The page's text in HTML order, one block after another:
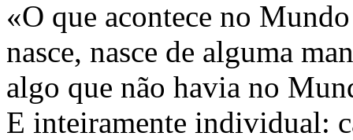
«O que acontece no
nasce, nasce de alguma
algo que não havia no
E inteiramente individual: